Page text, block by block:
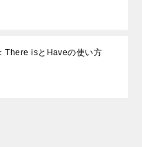
There isとHaveの使い方